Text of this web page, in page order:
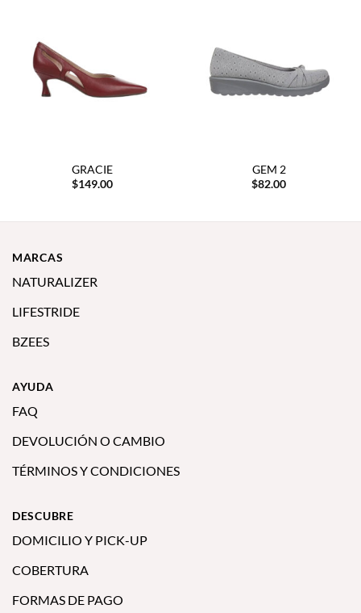
GRACIE
$149.00
GEM 2
$82.00
MARCAS
NATURALIZER
LIFESTRIDE
BZEES
AYUDA
FAQ
DEVOLUCIÓN O CAMBIO
TÉRMINOS Y CONDICIONES
DESCUBRE
DOMICILIO Y PICK-UP
COBERTURA
FORMAS DE PAGO